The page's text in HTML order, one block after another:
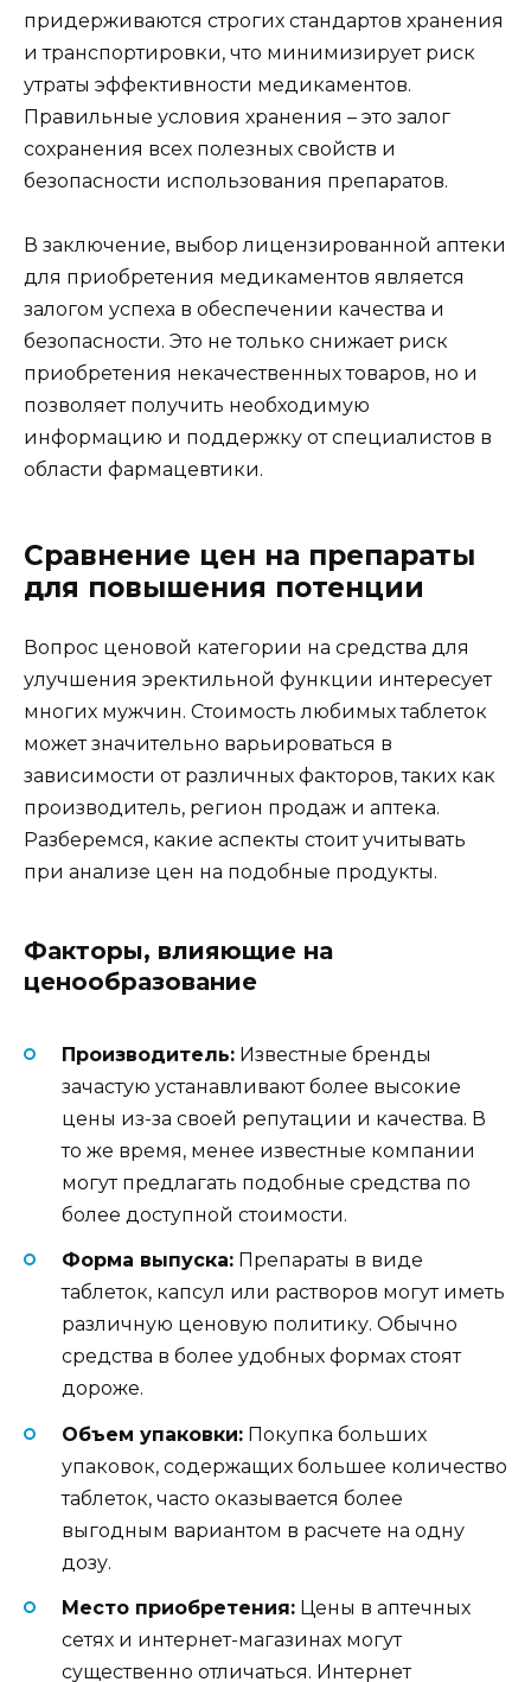
придерживаются строгих стандартов хранения
и транспортировки, что минимизирует риск
утраты эффективности медикаментов.
Правильные условия хранения – это залог
сохранения всех полезных свойств и
безопасности использования препаратов.
В заключение, выбор лицензированной аптеки
для приобретения медикаментов является
залогом успеха в обеспечении качества и
безопасности. Это не только снижает риск
приобретения некачественных товаров, но и
позволяет получить необходимую
информацию и поддержку от специалистов в
области фармацевтики.
Сравнение цен на препараты
для повышения потенции
Вопрос ценовой категории на средства для
улучшения эректильной функции интересует
многих мужчин. Стоимость любимых таблеток
может значительно варьироваться в
зависимости от различных факторов, таких как
производитель, регион продаж и аптека.
Разберемся, какие аспекты стоит учитывать
при анализе цен на подобные продукты.
Факторы, влияющие на
ценообразование
Производитель: Известные бренды
зачастую устанавливают более высокие
цены из-за своей репутации и качества. В
то же время, менее известные компании
могут предлагать подобные средства по
более доступной стоимости.
Форма выпуска: Препараты в виде
таблеток, капсул или растворов могут иметь
различную ценовую политику. Обычно
средства в более удобных формах стоят
дороже.
Объем упаковки: Покупка больших
упаковок, содержащих большее количество
таблеток, часто оказывается более
выгодным вариантом в расчете на одну
дозу.
Место приобретения: Цены в аптечных
сетях и интернет-магазинах могут
существенно отличаться. Интернет